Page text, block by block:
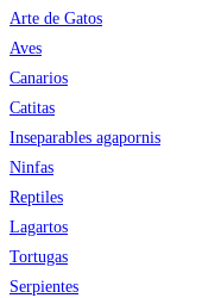
Arte de Gatos
Aves
Canarios
Catitas
Inseparables agapornis
Ninfas
Reptiles
Lagartos
Tortugas
Serpientes